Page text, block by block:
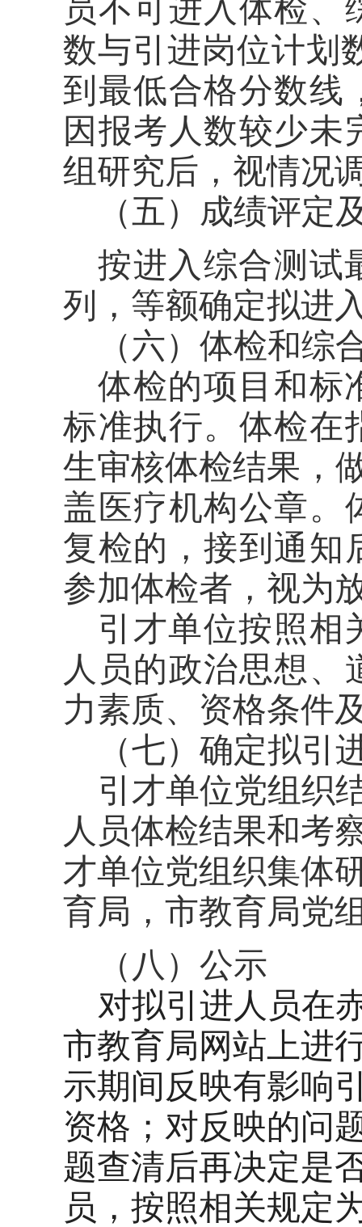
员不可进入体检
数与引进岗位计划
到最低合格分数线
因报考人数较少未
组研究后，视情况
（五）成绩评定
按进入综合测试
列，等额确定拟进
（六）体检和综
体检的项目和标
标准执行。体检在
生审核体检结果，
盖医疗机构公章。
复检的，接到通知
参加体检者，视为
引才单位按照相
人员的政治思想
力素质、资格条件
（七）确定拟引
引才单位党组织
人员体检结果和考
才单位党组织集体
育局，市教育局党
（八）公示
对拟引进人员在
市教育局网站上进
示期间反映有影响
资格；对反映的问
题查清后再决定是
员，按照相关规定